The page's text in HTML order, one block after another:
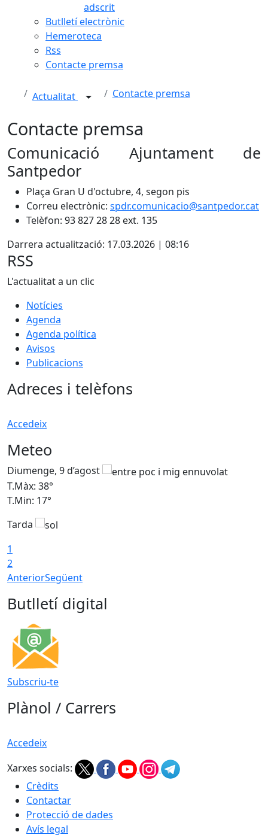
adscrit
Butlletí electrònic
Hemeroteca
Rss
Contacte premsa
Actualitat Contacte premsa
Contacte premsa
Comunicació Ajuntament de
Santpedor
Plaça Gran U d'octubre, 4, segon pis
Correu electrònic: spdr.comunicacio@santpedor.cat
Telèfon: 93 827 28 28 ext. 135
Darrera actualització: 17.03.2026 | 08:16
RSS
L'actualitat a un clic
Notícies
Agenda
Agenda política
Avisos
Publicacions
Adreces i telèfons
Accedeix
Meteo
Diumenge, 9 d’agost
T.Màx: 38°
T.Min: 17°
Tarda
1
2
AnteriorSegüent
Butlletí digital
Subscriu-te
Plànol / Carrers
Accedeix
Xarxes socials:
Crèdits
Contactar
Protecció de dades
Avís legal